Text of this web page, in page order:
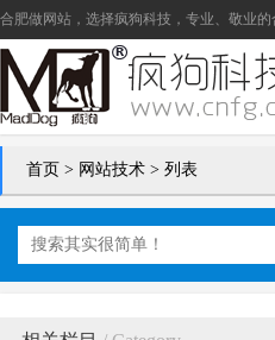
合肥做网站 ，选择疯狗科技，专业、敬业的
首页 > 网站技术 > 列表